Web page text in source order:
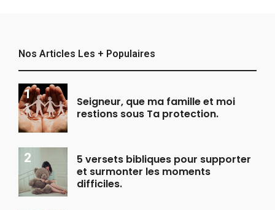
Nos Articles Les + Populaires
Seigneur, que ma famille et moi
restions sous Ta protection.
5 versets bibliques pour supporter
et surmonter les moments
difficiles.